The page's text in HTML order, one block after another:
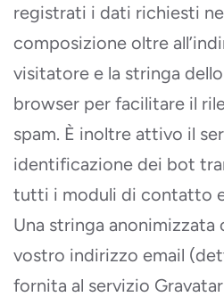
registrati i dati richiesti
composizione oltre
visitatore e la stringa
browser per facilitare il
spam. È inoltre attivo il
identificazione dei bot
tutti i moduli di contatto
Una stringa anonimizzata
vostro indirizzo email
fornita al servizio